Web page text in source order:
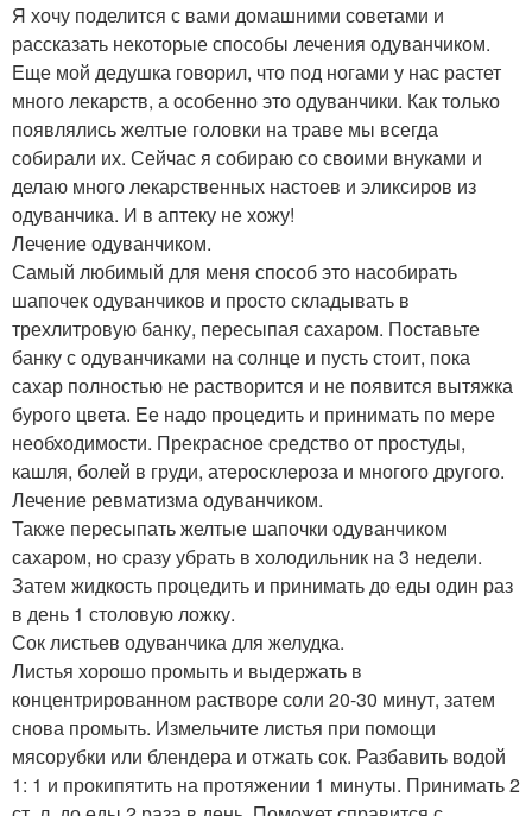
Я хочу поделится с вами домашними советами и
рассказать некоторые способы лечения одуванчиком.
Еще мой дедушка говорил, что под ногами у нас растет
много лекарств, а особенно это одуванчики. Как только
появлялись желтые головки на траве мы всегда
собирали их. Сейчас я собираю со своими внуками и
делаю много лекарственных настоев и эликсиров из
одуванчика. И в аптеку не хожу!
Лечение одуванчиком.
Самый любимый для меня способ это насобирать
шапочек одуванчиков и просто складывать в
трехлитровую банку, пересыпая сахаром. Поставьте
банку с одуванчиками на солнце и пусть стоит, пока
сахар полностью не растворится и не появится вытяжка
бурого цвета. Ее надо процедить и принимать по мере
необходимости. Прекрасное средство от простуды,
кашля, болей в груди, атеросклероза и многого другого.
Лечение ревматизма одуванчиком.
Также пересыпать желтые шапочки одуванчиком
сахаром, но сразу убрать в холодильник на 3 недели.
Затем жидкость процедить и принимать до еды один раз
в день 1 столовую ложку.
Сок листьев одуванчика для желудка.
Листья хорошо промыть и выдержать в
концентрированном растворе соли 20-30 минут, затем
снова промыть. Измельчите листья при помощи
мясорубки или блендера и отжать сок. Разбавить водой
1: 1 и прокипятить на протяжении 1 минуты. Принимать 2